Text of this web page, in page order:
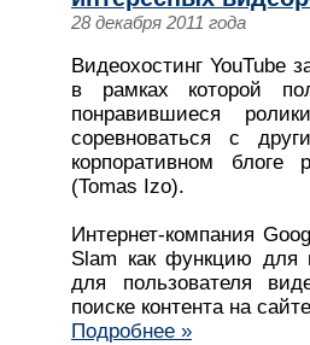
28 декабря 2011 года
Видеохостинг YouTube
в рамках которой
понравившиеся
соревноваться с
корпоративном блоге
(Tomas Izo).
Интернет-компания
Slam как функцию для
для пользователя
поиске контента на сайте
Подробнее »